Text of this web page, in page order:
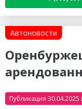
Автоновости
Публикация 30.04.2025